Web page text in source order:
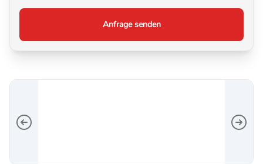
Anfrage senden